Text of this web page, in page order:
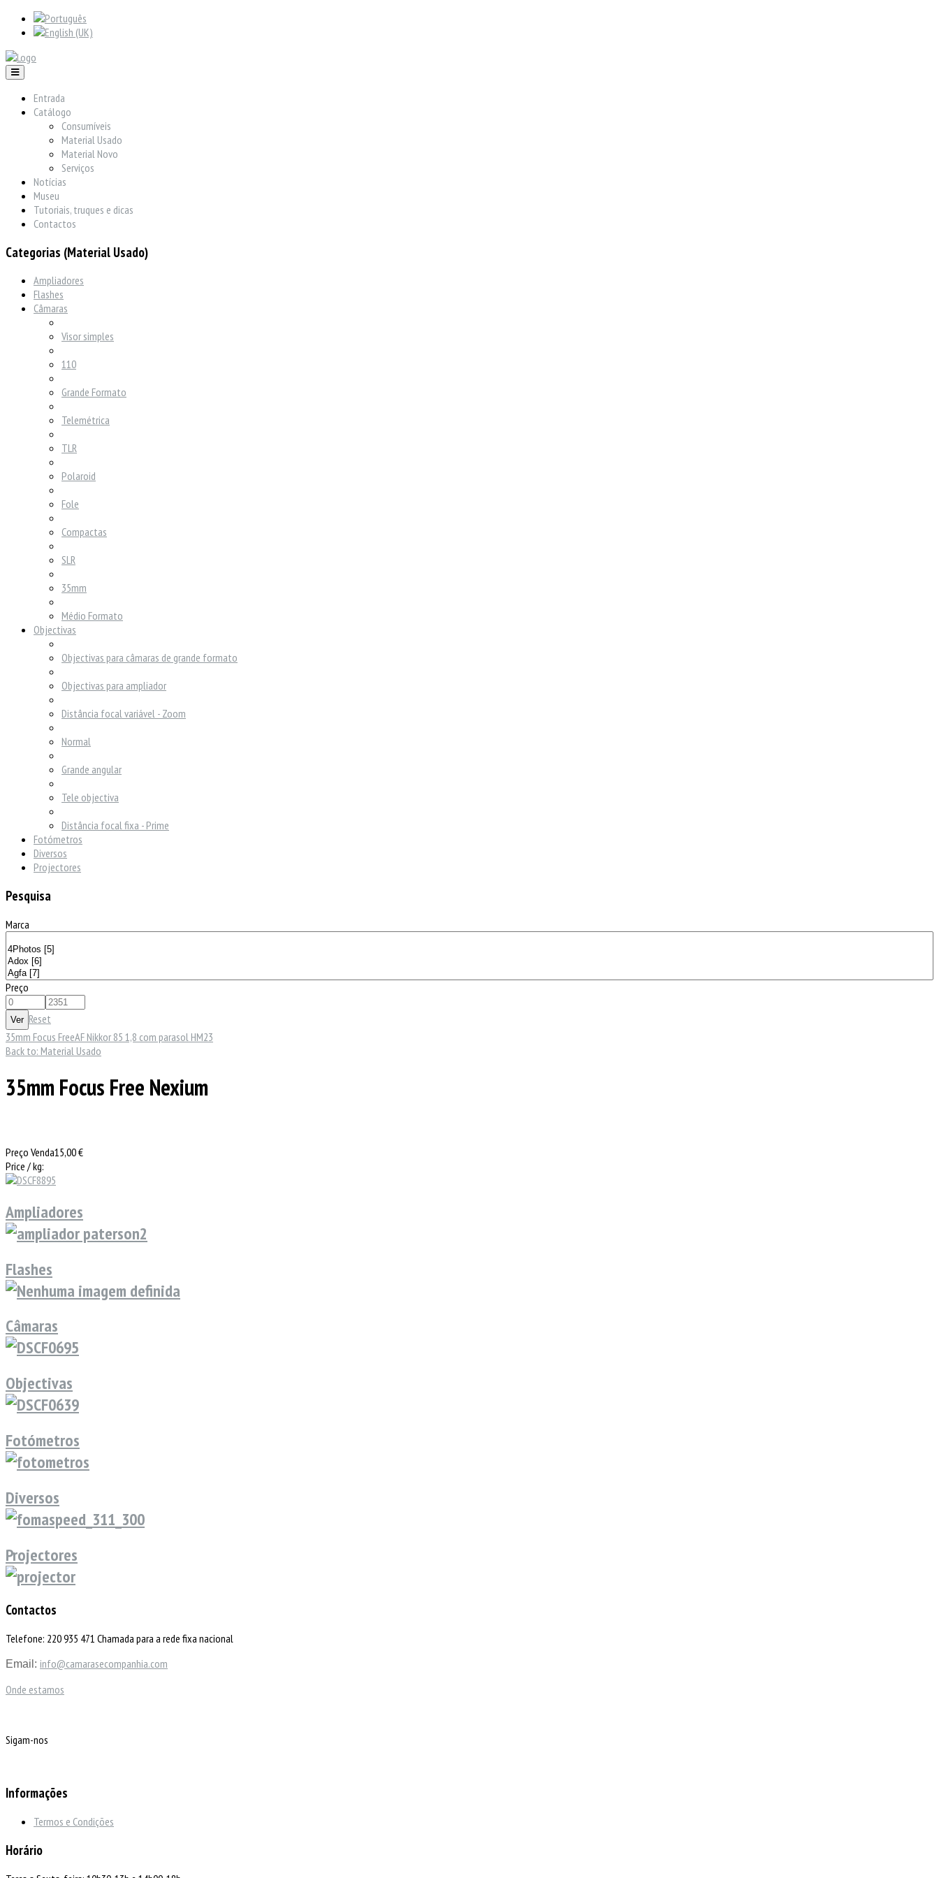
Entrada
Catálogo
Consumíveis
Material Usado
Material Novo
Serviços
Notícias
Museu
Tutoriais, truques e dicas
Contactos
Categorias (Material Usado)
Ampliadores
Flashes
Câmaras
Visor simples
110
Grande Formato
Telemétrica
TLR
Polaroid
Fole
Compactas
SLR
35mm
Médio Formato
Objectivas
Objectivas para câmaras de grande formato
Objectivas para ampliador
Distância focal variável - Zoom
Normal
Grande angular
Tele objectiva
Distância focal fixa - Prime
Fotómetros
Diversos
Projectores
Pesquisa
Marca
Preço
Reset
35mm Focus FreeAF Nikkor 85 1,8 com parasol HM23
Back to: Material Usado
35mm Focus Free Nexium
Preço Venda15,00 €
Price / kg:
Ampliadores
Flashes
Câmaras
Objectivas
Fotómetros
Diversos
Projectores
Contactos
Telefone: 220 935 471 Chamada para a rede fixa nacional
Email: info@camarasecompanhia.com
Onde estamos
Sigam-nos
Informações
Termos e Condições
Horário